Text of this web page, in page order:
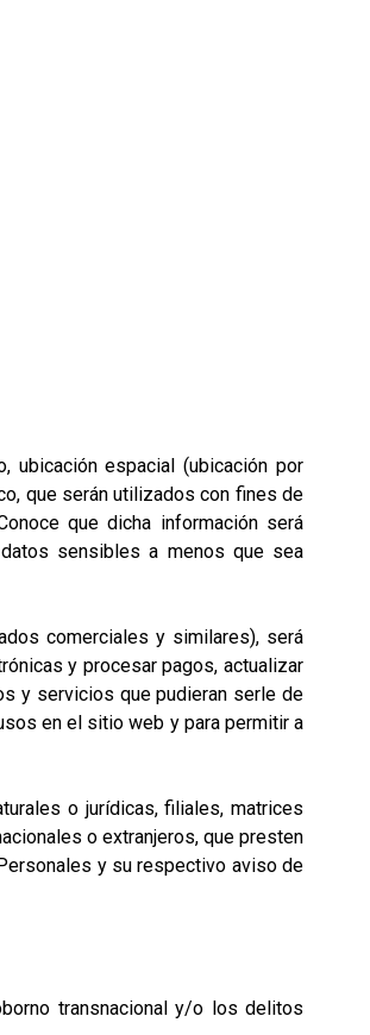
espacial (ubicación por
que serán utilizados con fines de
que dicha información será
sensibles a menos que sea
comerciales y similares), será
y procesar pagos, actualizar
y servicios que pudieran serle de
en el sitio web y para permitir a
o jurídicas, filiales, matrices
o extranjeros, que presten
y su respectivo aviso de
transnacional y/o los delitos